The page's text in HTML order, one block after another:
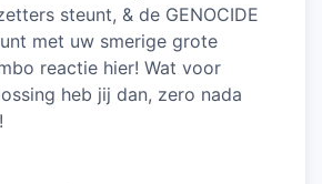
steunt, & de GENOCIDE
met uw smerige grote
reactie hier! Wat voor
heb jij dan, zero nada